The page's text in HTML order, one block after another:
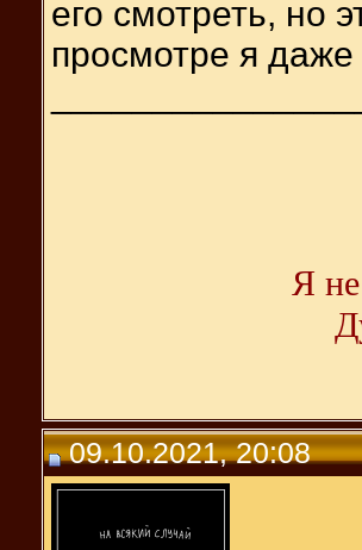
его смотреть, но
просмотре я
Я
09.10.2021, 20:08